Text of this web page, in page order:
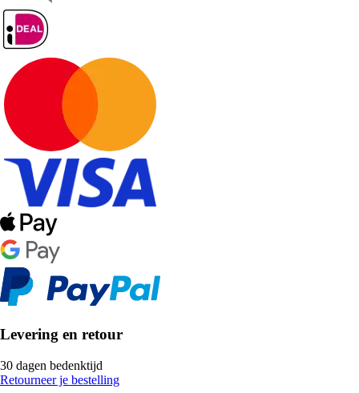
Levering en retour
30 dagen bedenktijd
Retourneer je bestelling